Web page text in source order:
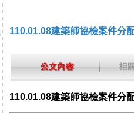
110.01.08建築師協檢案件分
110.01.08建築師協檢案件分